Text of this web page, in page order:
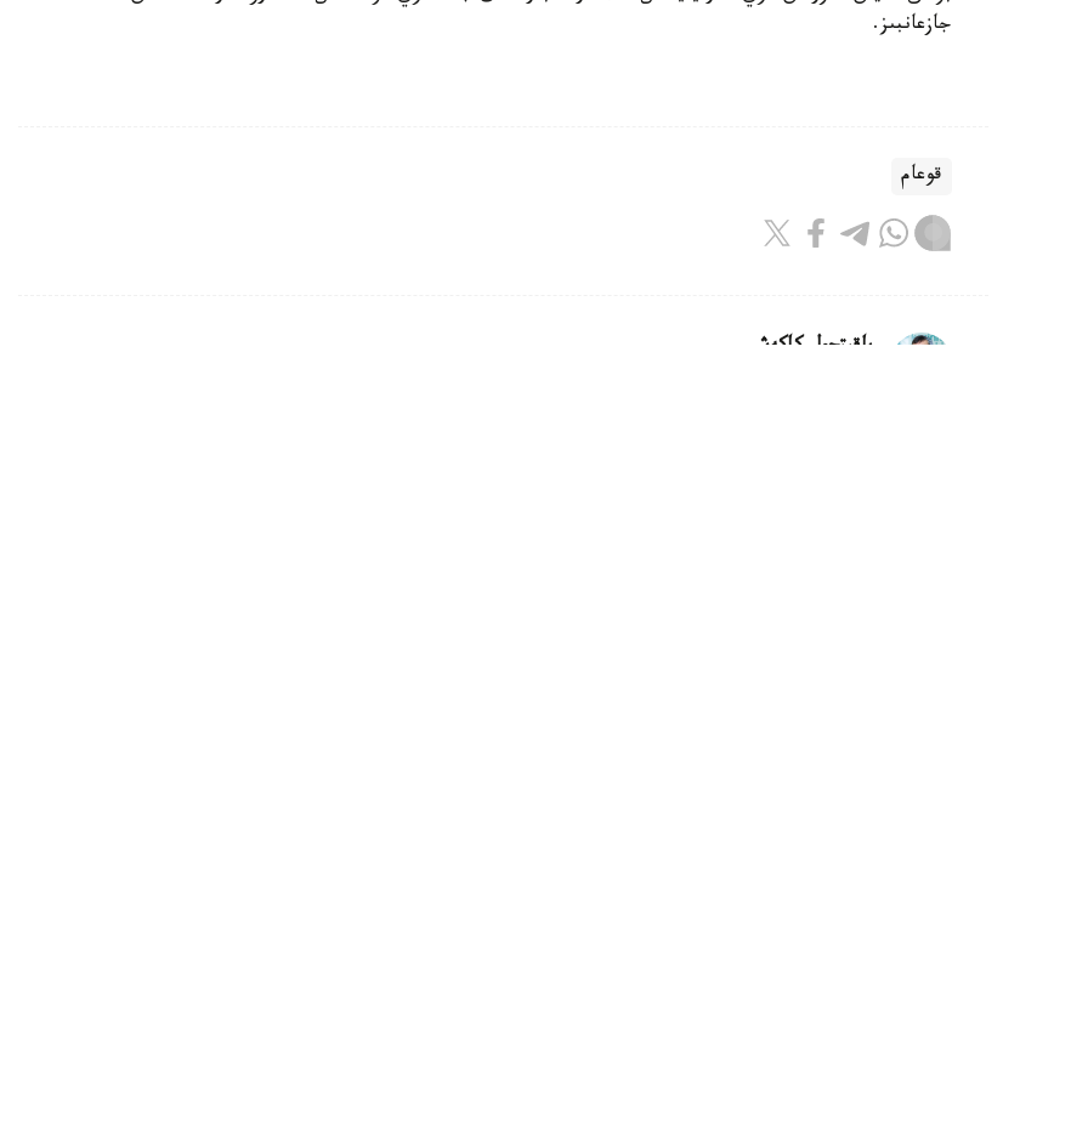
جازعانبىز.
قوعام
باقىتجول كاكەش